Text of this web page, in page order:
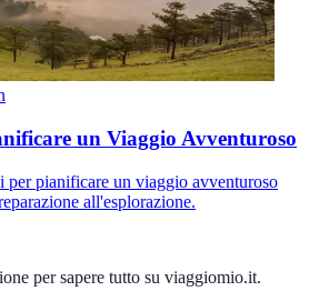
un Viaggio Avventuroso
per pianificare un viaggio avventuroso
all'esplorazione.
per sapere tutto su viaggiomio.it.